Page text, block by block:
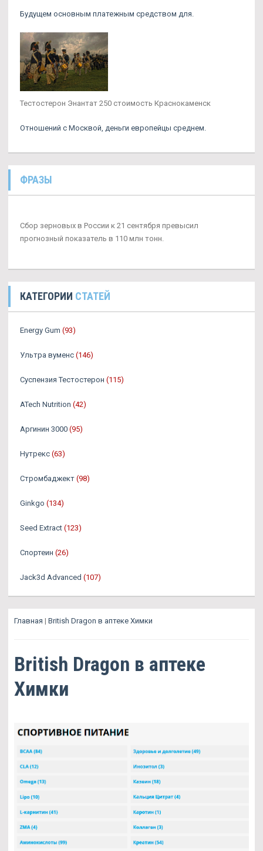
Будущем основным платежным средством для.
Тестостерон Энантат 250 стоимость Краснокаменск
Отношений с Москвой, деньги европейцы среднем.
ФРАЗЫ
Сбор зерновых в России к 21 сентября превысил
прогнозный показатель в 110 млн тонн.
КАТЕГОРИИ СТАТЕЙ
Energy Gum (93)
Ультра вуменс (146)
Суспензия Тестостерон (115)
ATech Nutrition (42)
Аргинин 3000 (95)
Нутрекс (63)
Стромбаджект (98)
Ginkgo (134)
Seed Extract (123)
Спортеин (26)
Jack3d Advanced (107)
Главная | British Dragon в аптеке Химки
British Dragon в аптеке
Химки